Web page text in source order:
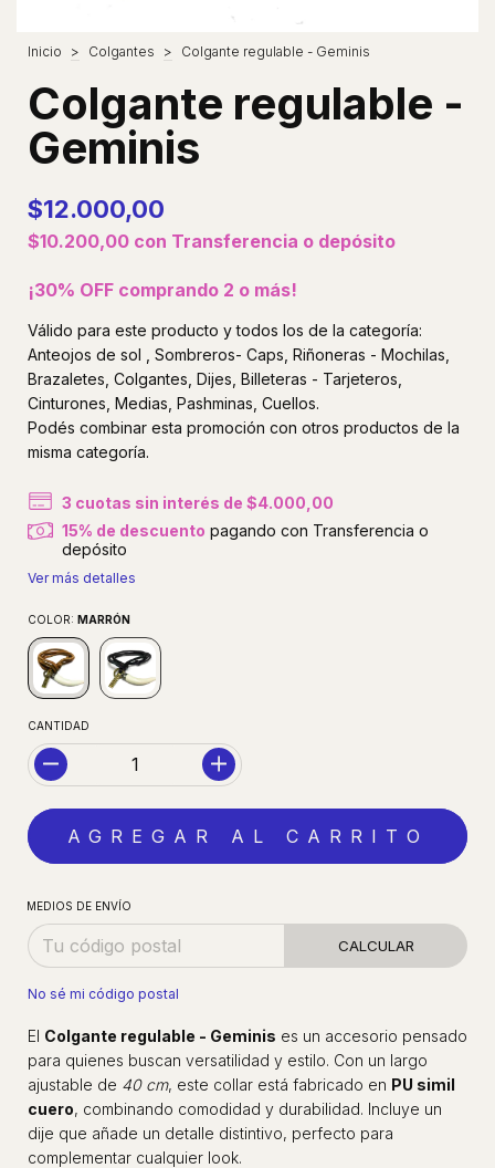
Inicio > Colgantes > Colgante regulable - Geminis
Colgante regulable -
Geminis
$12.000,00
$10.200,00 con Transferencia o depósito
¡30% OFF comprando 2 o más!
Válido para este producto y todos los de la categoría:
Anteojos de sol , Sombreros- Caps, Riñoneras - Mochilas,
Brazaletes, Colgantes, Dijes, Billeteras - Tarjeteros,
Cinturones, Medias, Pashminas, Cuellos.
Podés combinar esta promoción con otros productos de la
misma categoría.
3 cuotas sin interés de$4.000,00
15% de descuento pagando con Transferencia o
depósito
Ver más detalles
COLOR: MARRÓN
CANTIDAD
MEDIOS DE ENVÍO
CALCULAR
No sé mi código postal
El Colgante regulable - Geminis es un accesorio pensado
para quienes buscan versatilidad y estilo. Con un largo
ajustable de 40 cm, este collar está fabricado en PU simil
cuero, combinando comodidad y durabilidad. Incluye un
dije que añade un detalle distintivo, perfecto para
complementar cualquier look.